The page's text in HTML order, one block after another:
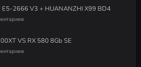
E5-2666 V3 + HUANANZHI X99 BD4
VS RX 580 8Gb SE